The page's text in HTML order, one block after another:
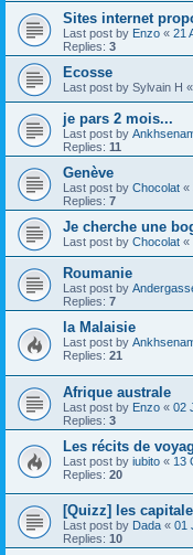
Sites internet
Last post by Enzo « 21
Replies: 3
Ecosse
Last post by Sylvain H «
je pars 2 mois...
Last post by
Replies: 11
Genève
Last post by Chocolat «
Replies: 7
Je cherche une
Last post by Chocolat «
Roumanie
Last post by
Replies: 7
la Malaisie
Last post by
Replies: 21
Afrique australe
Last post by Enzo « 02
Replies: 3
Les récits de
Last post by iubito « 13
Replies: 20
[Quizz] les
Last post by Dada « 01
Replies: 10